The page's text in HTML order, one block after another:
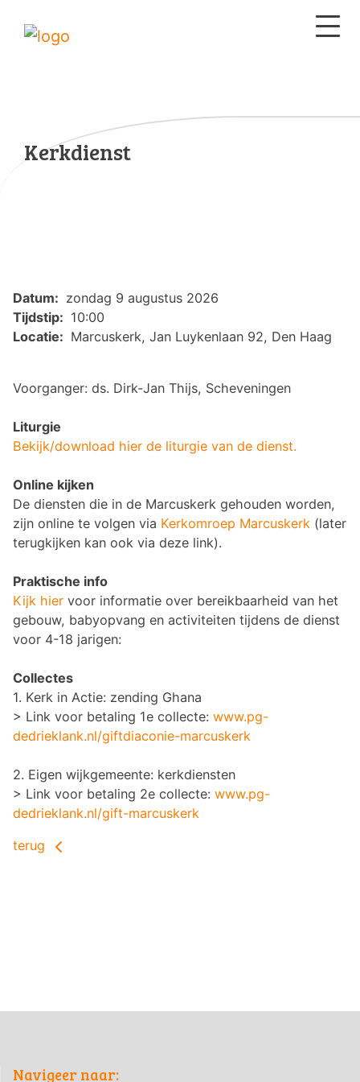
Kerkdienst
Datum: zondag 9 augustus 2026
Tijdstip: 10:00
Locatie: Marcuskerk, Jan Luykenlaan 92, Den Haag
Voorganger: ds. Dirk-Jan Thijs, Scheveningen
Liturgie
Bekijk/download hier de liturgie van de dienst.
Online kijken
De diensten die in de Marcuskerk gehouden worden,
zijn online te volgen via Kerkomroep Marcuskerk (later
terugkijken kan ook via deze link).
Praktische info
Kijk hier voor informatie over bereikbaarheid van het
gebouw, babyopvang en activiteiten tijdens de dienst
voor 4-18 jarigen:
Collectes
1. Kerk in Actie: zending Ghana
> Link voor betaling 1e collecte: www.pg-
dedrieklank.nl/giftdiaconie-marcuskerk
2. Eigen wijkgemeente: kerkdiensten
> Link voor betaling 2e collecte: www.pg-
dedrieklank.nl/gift-marcuskerk
terug
Navigeer naar: